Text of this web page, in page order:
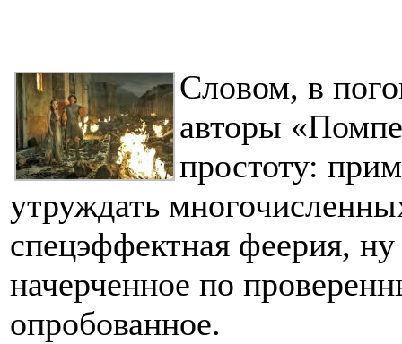
Словом, в
авторы
простоту:
утруждать
спецэффектная феерия,
начерченное по
опробованное.